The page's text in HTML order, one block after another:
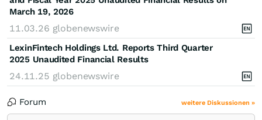
March 19, 2026
11.03.26 globenewswire
LexinFintech Holdings Ltd. Reports Third Quarter
2025 Unaudited Financial Results
24.11.25 globenewswire
Forum weitere Diskussionen »